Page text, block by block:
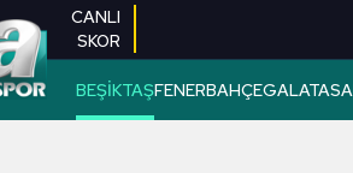
CANLI
SKOR
BEŞİKTAŞFENERBAHÇE